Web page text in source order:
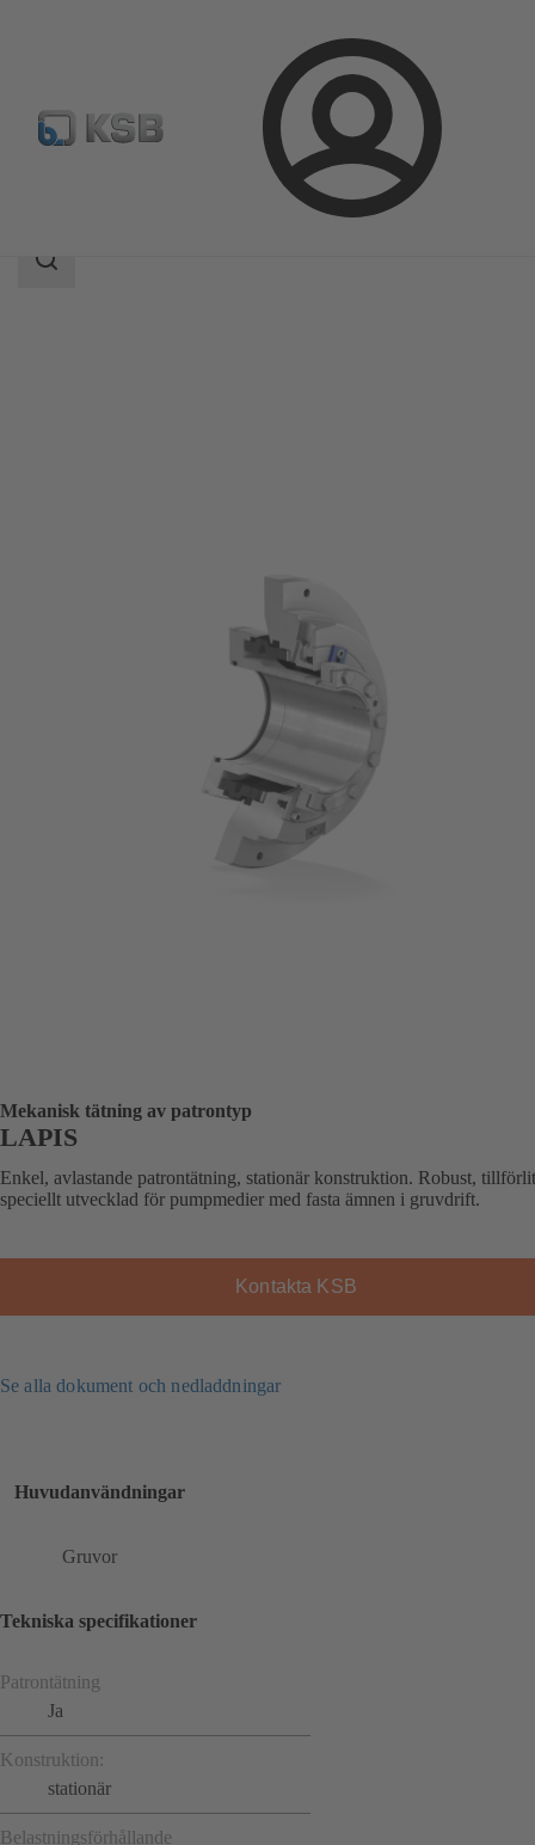
Login
LAPIS
Sökomfattning
Mekanisk tätning av patrontyp
LAPIS
Enkel, avlastande patrontätning, stationär konstruktion. Robust,
speciellt utvecklad för pumpmedier med fasta ämnen i gruvdrift.
Kontakta KSB
Se alla dokument och nedladdningar
Huvudanvändningar
Gruvor
Tekniska specifikationer
Patrontätning
Ja
Konstruktion:
stationär
Belastningsförhållande